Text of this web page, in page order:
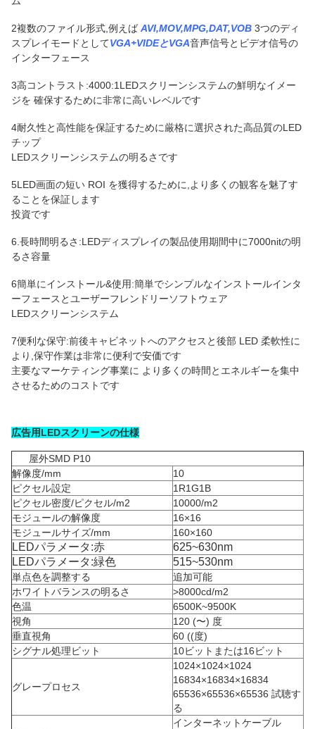
2複数のファイル形式,例えば AVI,MOV,MPG,DAT,VOB 3つのディ
スプレイモードとしてVGA+VIDEとVGA音声信号とビデオ信号の
インターフェース
3高コントラスト:4000:1LEDスクリーンシステムの鮮明なイメー
ジを 確保するために非常に高いレベルです
4耐久性と高性能を保証するために厳格に選択された高品質のLED
チップ
LEDスクリーンシステムの明るさです
5LED画面の短い ROI を獲得するために,より多くの観客を魅了す
ることを保証します
投資です
6.長時間明るさ:LEDディスプレイの製品使用期間中に7000nitの明
るさ容量
6簡単にインストール&使用:簡単でシンプルなインストールインタ
ーフェースとユーザーフレンドリーソフトウェア
LEDスクリーンシステム
7便利な保守:前後キャビネットへのアクセスと後部 LED 柔軟性に
より,保守作業は非常に便利で安価です
主要なマーケティング事業に より多くの時間とエネルギーを集中
させるためのコストです
広告用LEDスクリーンの仕様
屋外SMD P10
解像度/mm
10
ピクセル設定
1R1G1B
ピクセル密度/ピクセル/m2
10000/m2
モジュールの解像度
16×16
モジュールサイズ/mm
160×160
LEDパラメータ:赤
625~630nm
LEDパラメータ:緑色
515~530nm
単点色を調整する
追加可能
ホワイトバランスの明るさ
>8000cd/m2
色温
6500K~9500K
視角
120 (〜) 度
垂直視角
60 ((度)
シグナル処理ビット
10ビットまたは16ビット
グレープロセス
1024×1024×1024
16834×16834×16834
65536×65536×65536 試聴す
る
インターネットケーブル